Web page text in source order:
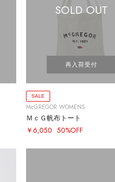
SOLD OUT
再入荷受付
SALE
McGREGOR WOMENS
ＭｃＧ帆布トート
￥6,050 50%OFF